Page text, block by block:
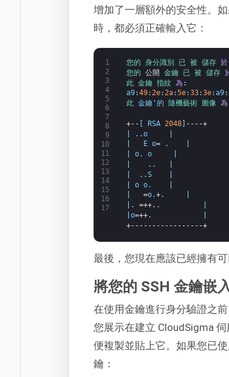
增加了一層額外的安全性。
時，都必須正確輸入它：
1
2
3
4
5
6
7
8
9
10
11
12
13
14
15
16
17
您的 身分識別 已 被 儲存 於
您的 公開 金鑰 已 被 儲存
此 金鑰 指紋 為 :
a9:49:2e:2a:5e:33:3e:a9:
此 金鑰' 的 隨機藝術 圖像 為
+-- [ RSA 2048] ----+
. .o
E o= .
o. o
. .
. .S
o o.
=o.+.
. =++. .
o=++.
+-----------------+
最後，您現在應該已經擁有可
將您的 SSH 金鑰嵌
在使用金鑰進行身分驗證之
您展示在建立 CloudSigma
便複製並貼上它。如果您已
鑰：